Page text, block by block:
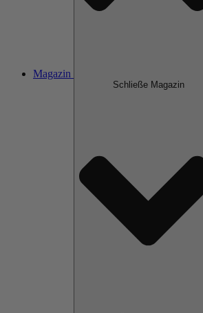
Magazin
Schließe Magazin